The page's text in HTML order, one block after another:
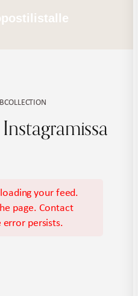
your feed.
page. Contact
persists.